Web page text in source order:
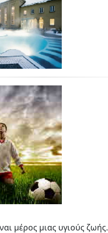
μέρος μιας υγιούς ζωής.